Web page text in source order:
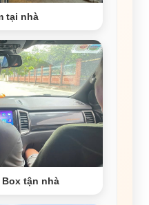
tại nhà
tận nhà